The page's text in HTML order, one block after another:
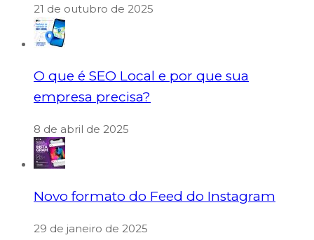
21 de outubro de 2025
O que é SEO Local e por que sua
empresa precisa?
8 de abril de 2025
Novo formato do Feed do Instagram
29 de janeiro de 2025